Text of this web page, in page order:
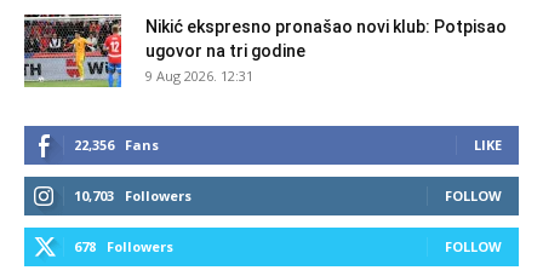
Nikić ekspresno pronašao novi klub: Potpisao
ugovor na tri godine
9 Aug 2026. 12:31
22,356 Fans LIKE
10,703 Followers FOLLOW
678 Followers FOLLOW